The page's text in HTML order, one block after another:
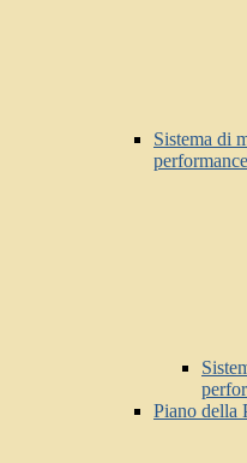
Sistema di
performance
Piano della